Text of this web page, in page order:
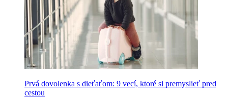
Prvá dovolenka s dieťaťom: 9 vecí, ktoré si premyslieť pred
cestou